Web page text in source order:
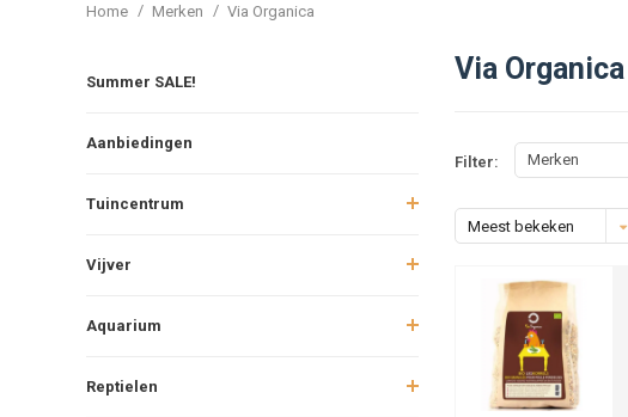
Home / Merken / Via Organica
Summer SALE!
Aanbiedingen
Tuincentrum
Vijver
Aquarium
Reptielen
Via Organica
Filter: Merken
Meest bekeken